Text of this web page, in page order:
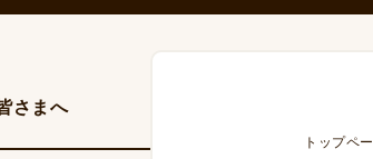
さまへ
トップペ